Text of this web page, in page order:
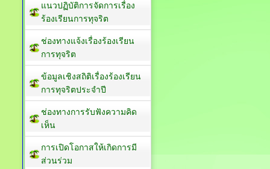
แนวปฏิบัติการจัดการเรื่อง
ร้องเรียนการทุจริต
ช่องทางแจ้งเรื่องร้องเรียน
การทุจริต
ข้อมูลเชิงสถิติเรื่องร้องเรียน
การทุจริตประจำปี
ช่องทางการรับฟังความคิด
เห็น
การเปิดโอกาสให้เกิดการมี
ส่วนร่วม